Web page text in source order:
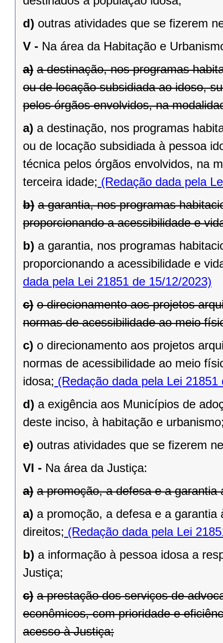
d) outras atividades que se fizerem
V - Na área da Habitação e
a) a destinação, nos programas
ou de locação subsidiada ao idoso,
pelos órgãos envolvidos, na
a) a destinação, nos programas
ou de locação subsidiada à pessoa
técnica pelos órgãos envolvidos, na
terceira idade; (Redação dada pela
b) a garantia, nos programas
proporcionando a acessibilidade e
b) a garantia, nos programas
proporcionando a acessibilidade e
dada pela Lei 21851 de 15/12/2023)
c) o direcionamento aos projetos
normas de acessibilidade ao meio
c) o direcionamento aos projetos
normas de acessibilidade ao meio
idosa; (Redação dada pela Lei 21851
d) a exigência aos Municípios de
deste inciso, à habitação e
e) outras atividades que se fizerem
VI - Na área da Justiça:
a) a promoção, a defesa e a
a) a promoção, a defesa e a
direitos; (Redação dada pela Lei
b) a informação à pessoa idosa a
Justiça;
c) a prestação dos serviços de
econômicos, com prioridade e
acesso à Justiça;